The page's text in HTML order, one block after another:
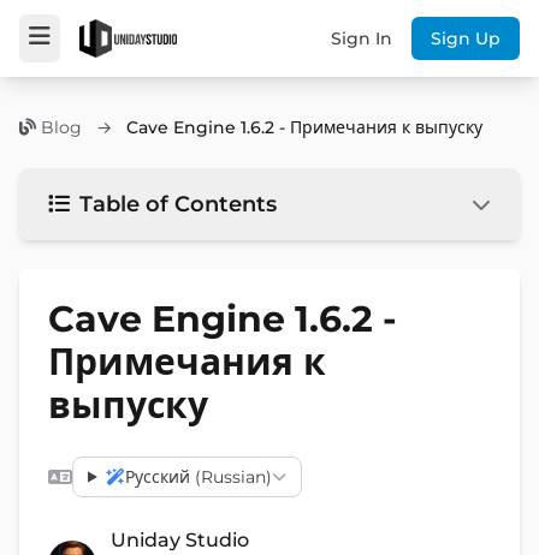
Sign In Sign Up
Blog → Cave Engine 1.6.2 - Примечания к выпуску
Table of Contents
Cave Engine 1.6.2 -
Примечания к
выпуску
Русский (Russian)
Uniday Studio